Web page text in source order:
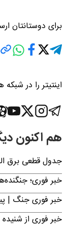
برای دوستانتان
اینتیتر را در
هم اکنون
جدول قطعی برق البرز و کرج روز
خبر فوری؛
خبر فوری جنگ |
خبر فوری از شنیده شدن صدای